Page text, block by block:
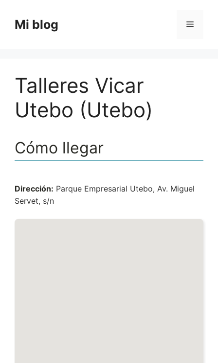
contenido
Mi blog Menú
Talleres Vicar
Utebo (Utebo)
Cómo llegar
Dirección: Parque Empresarial Utebo, Av. Miguel
Servet, s/n